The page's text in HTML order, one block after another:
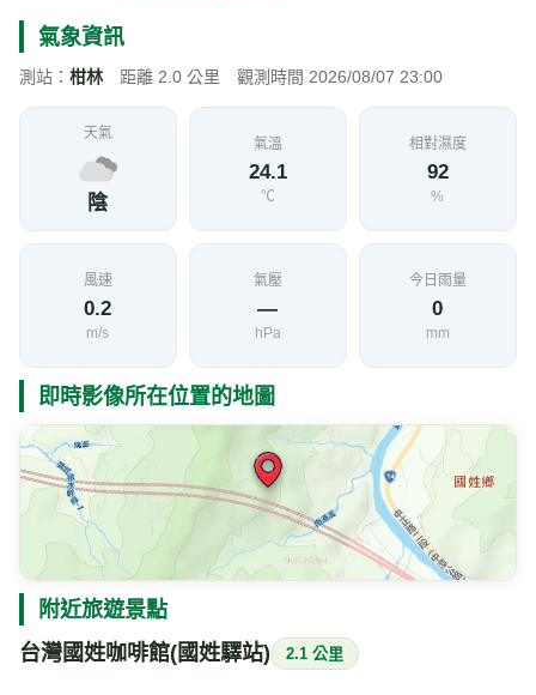
氣象資訊
測站： 柑林 距離 2.0 公里 觀測時間 2026/08/07 23:00
天氣
陰
氣溫
24.1
℃
相對濕度
92
%
風速
0.2
m/s
氣壓
—
hPa
今日雨量
0
mm
即時影像所在位置的地圖
附近旅遊景點
台灣國姓咖啡館(國姓驛站) 2.1 公里